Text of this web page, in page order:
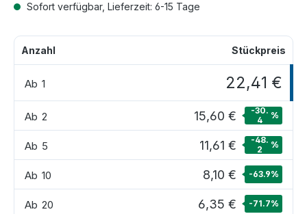
Sofort verfügbar, Lieferzeit: 6-15 Tage
Anzahl Stückpreis
Ab 1 22,41 €
Ab 2 15,60 €
-30.
4
%
Ab 5 11,61 €
-48.
2
%
Ab 10 8,10 € -63.9%
Ab 20 6,35 € -71.7%